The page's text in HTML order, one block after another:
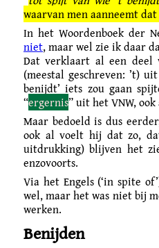
waarvan men aanneemt
In het Woordenboek der
niet, maar wel zie ik daar
Dat verklaart al een deel
(meestal geschreven: ’t)
benijdt’ iets zou gaan
“ergernis” uit het VNW,
Maar bedoeld is dus
ook al voelt hij dat zo,
uitdrukking) blijven het
enzovoorts.
Via het Engels (‘in spite
wel, maar het was niet bij
werken.
Benijden